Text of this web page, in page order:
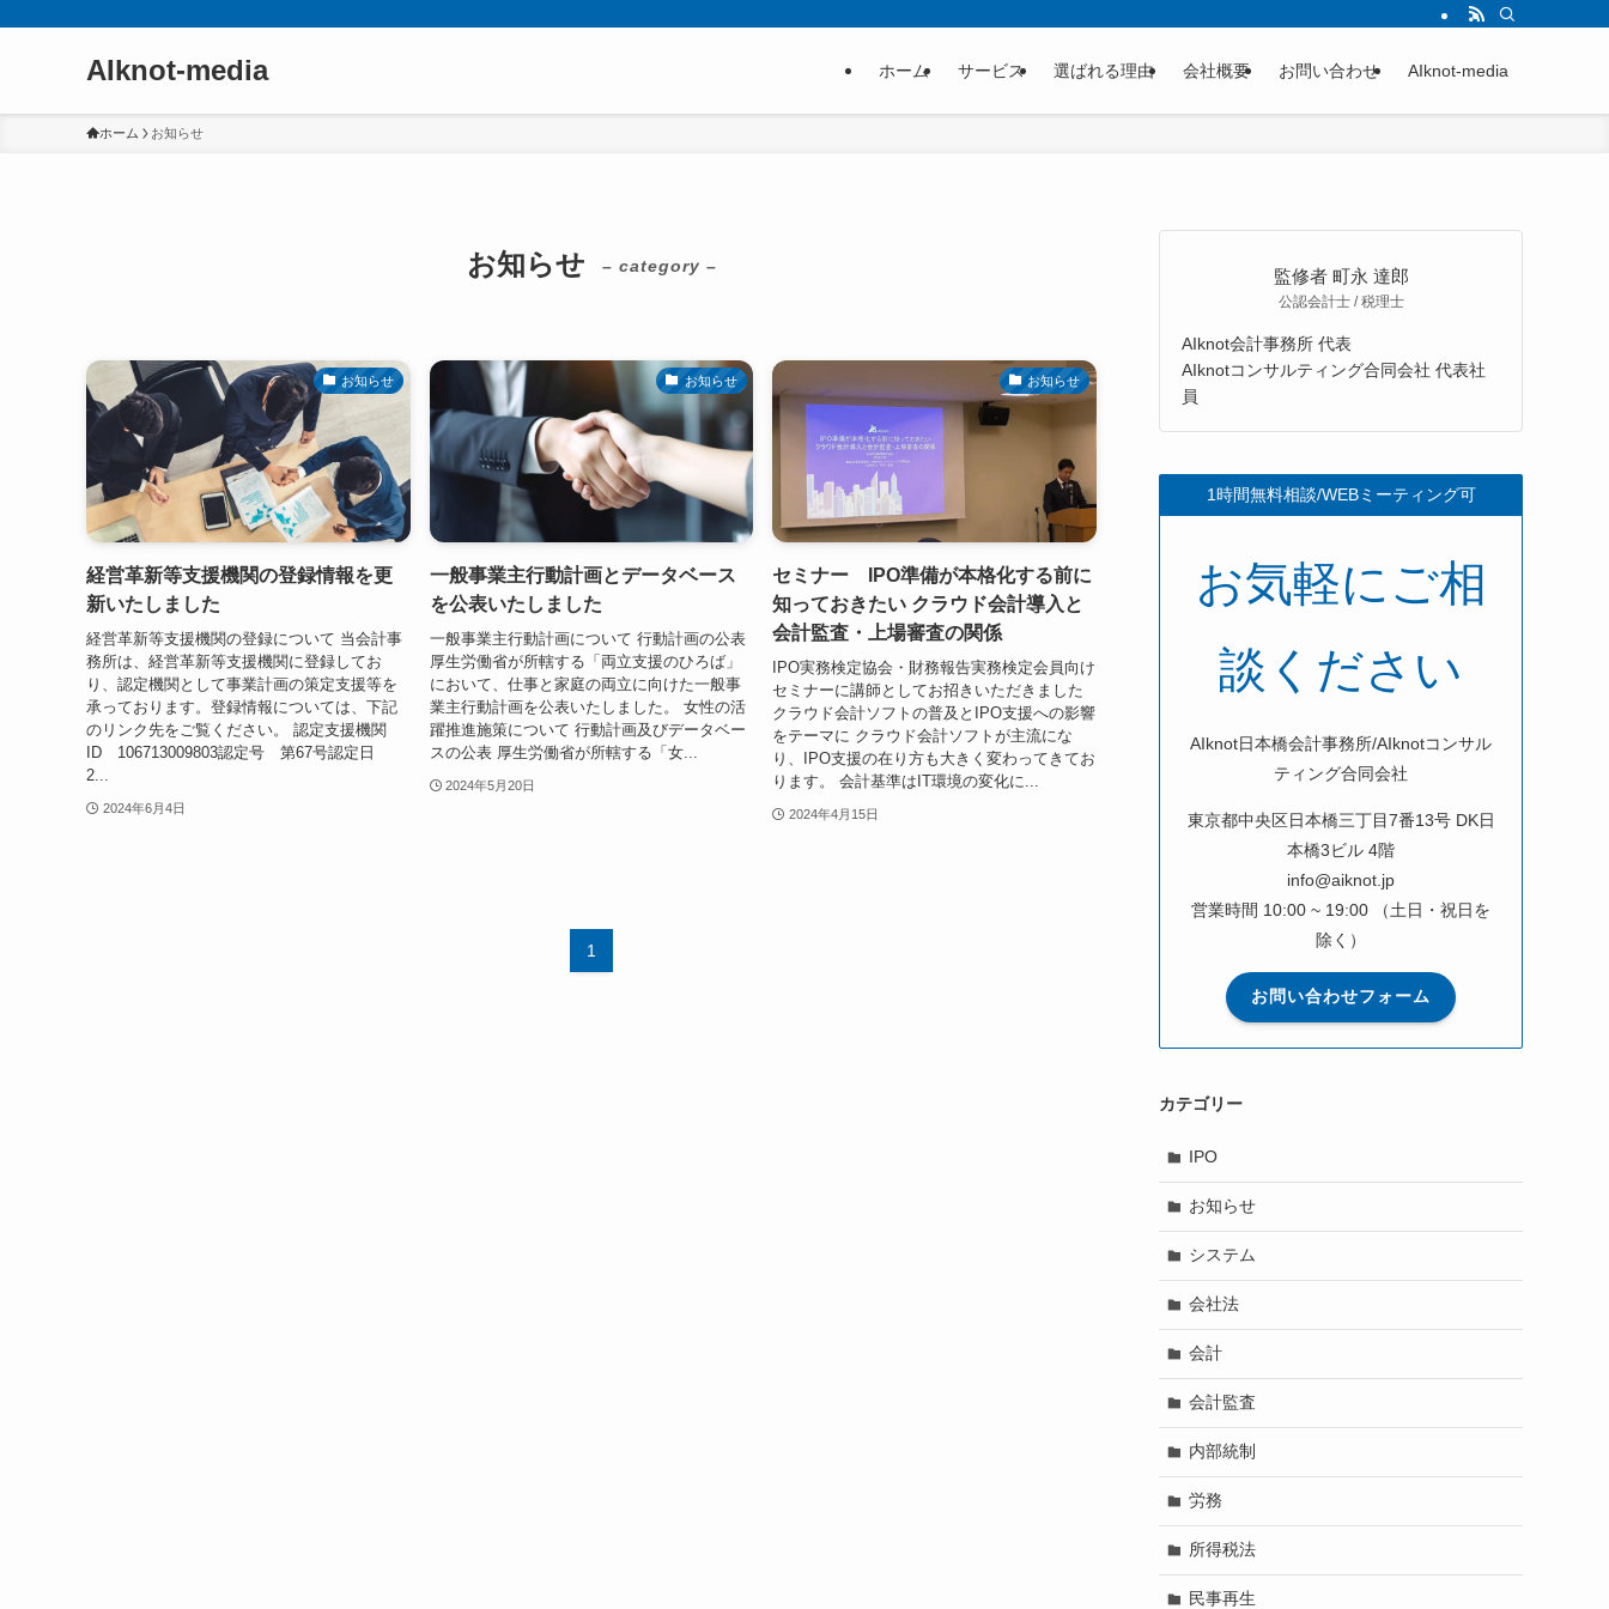
AIknot-media ホーム サービス 選ばれる理由 会社概要 お問い合わせ AIknot-media
ホーム お知らせ
お知らせ – category –
お知らせ
経営革新等支援機関の登録情報を更
新いたしました
経営革新等支援機関の登録について 当会計事
務所は、経営革新等支援機関に登録してお
り、認定機関として事業計画の策定支援等を
承っております。登録情報については、下記
のリンク先をご覧ください。 認定支援機関
ID 106713009803認定号 第67号認定日
2...
2024年6月4日
お知らせ
一般事業主行動計画とデータベース
を公表いたしました
一般事業主行動計画について 行動計画の公表
厚生労働省が所轄する「両立支援のひろば」
において、仕事と家庭の両立に向けた一般事
業主行動計画を公表いたしました。 女性の活
躍推進施策について 行動計画及びデータベー
スの公表 厚生労働省が所轄する「女...
2024年5月20日
お知らせ
セミナー IPO準備が本格化する前に
知っておきたい クラウド会計導入と
会計監査・上場審査の関係
IPO実務検定協会・財務報告実務検定会員向け
セミナーに講師としてお招きいただきました
クラウド会計ソフトの普及とIPO支援への影響
をテーマに クラウド会計ソフトが主流にな
り、IPO支援の在り方も大きく変わってきてお
ります。 会計基準はIT環境の変化に...
2024年4月15日
1
監修者 町永 達郎
公認会計士 / 税理士
AIknot会計事務所 代表
AIknotコンサルティング合同会社 代表社
員
1時間無料相談/WEBミーティング可
お気軽にご相
談ください
AIknot日本橋会計事務所/AIknotコンサル
ティング合同会社
東京都中央区日本橋三丁目7番13号 DK日
本橋3ビル 4階
info@aiknot.jp
営業時間 10:00 ~ 19:00 （土日・祝日を
除く）
お問い合わせフォーム
カテゴリー
IPO
お知らせ
システム
会社法
会計
会計監査
内部統制
労務
所得税法
民事再生